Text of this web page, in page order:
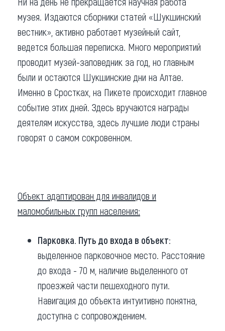
музея. Издаются сборники статей «Шукшинский
вестник», активно работает музейный сайт,
ведется большая переписка. Много мероприятий
проводит музей-заповедник за год, но главным
были и остаются Шукшинские дни на Алтае.
Именно в Сростках, на Пикете происходит главное
событие этих дней. Здесь вручаются награды
деятелям искусства, здесь лучшие люди страны
говорят о самом сокровенном.
Объект адаптирован для инвалидов и
маломобильных групп населения:
Парковка. Путь до входа в объект:
выделенное парковочное место. Расстояние
до входа - 70 м, наличие выделенного от
проезжей части пешеходного пути.
Навигация до объекта интуитивно понятна,
доступна с сопровождением.